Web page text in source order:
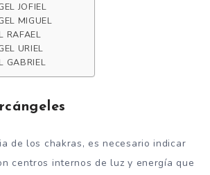
JOFIEL
MIGUEL
RAFAEL
URIEL
GABRIEL
de los chakras, es necesario indicar
centros internos de luz y energía que